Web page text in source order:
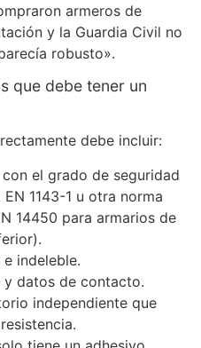
armeros de
y la Guardia Civil no
robusto».
que debe tener un
debe incluir:
el grado de seguridad
1143-1 u otra norma
14450 para armarios de
indeleble.
datos de contacto.
independiente que